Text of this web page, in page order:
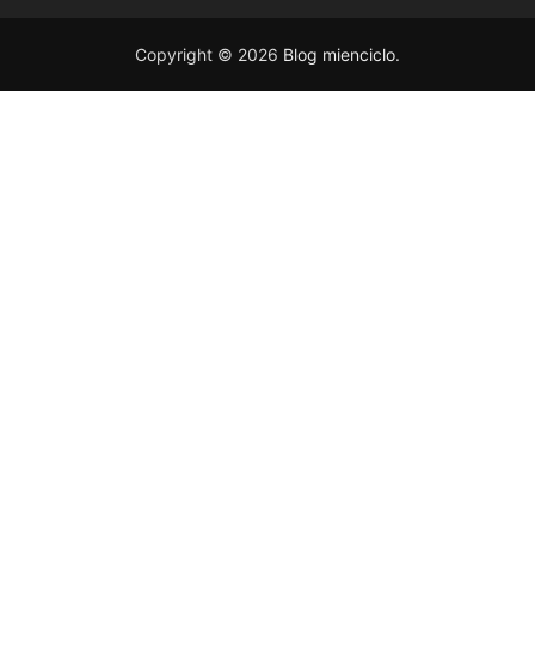
Copyright © 2026 Blog mienciclo.